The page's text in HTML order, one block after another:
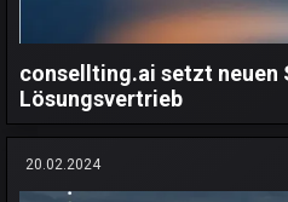
consellting.ai setzt neuen
Lösungsvertrieb
20.02.2024